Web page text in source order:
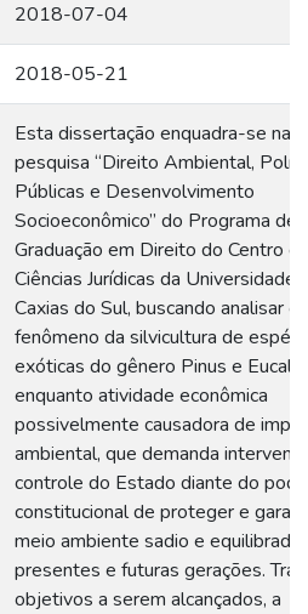
2018-07-04
2018-05-21
Esta dissertação enquadra-se na
pesquisa “Direito Ambiental,
Públicas e Desenvolvimento
Socioeconômico” do Programa de
Graduação em Direito do Centro
Ciências Jurídicas da Universidade
Caxias do Sul, buscando analisar o
fenômeno da silvicultura de
exóticas do gênero Pinus e
enquanto atividade econômica
possivelmente causadora de
ambiental, que demanda
controle do Estado diante do
constitucional de proteger e
meio ambiente sadio e equilibrado
presentes e futuras gerações.
objetivos a serem alcançados, a